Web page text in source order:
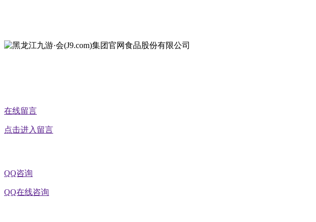
在线留言
点击进入留言
QQ咨询
QQ在线咨询